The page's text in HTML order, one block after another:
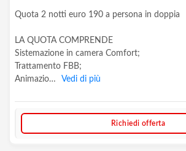
Quota 2 notti euro 190 a persona in doppia
LA QUOTA COMPRENDE
Sistemazione in camera Comfort;
Trattamento FBB;
Animazio…
Vedi di più
Richiedi offerta